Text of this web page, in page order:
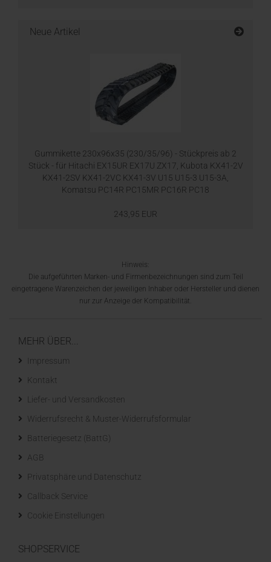
Neue Artikel
Gummikette 230x96x35 (230/35/96) - Stückpreis ab 2
Stück - für Hitachi EX15UR EX17U ZX17, Kubota KX41-2V
KX41-2SV KX41-2VC KX41-3V U15 U15-3 U15-3A,
Komatsu PC14R PC15MR PC16R PC18
243,95 EUR
Hinweis:
Die aufgeführten Marken- und Firmenbezeichnungen sind zum Teil
eingetragene Warenzeichen der jeweiligen Inhaber oder Hersteller und dienen
nur zur Anzeige der Kompatibilität.
MEHR ÜBER...
Impressum
Kontakt
Liefer- und Versandkosten
Widerrufsrecht & Muster-Widerrufsformular
Batteriegesetz (BattG)
AGB
Privatsphäre und Datenschutz
Callback Service
Cookie Einstellungen
SHOPSERVICE